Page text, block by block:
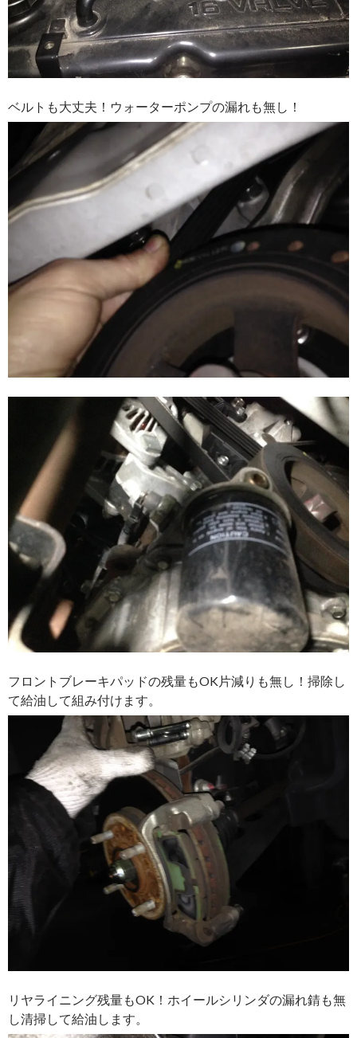
ベルトも大丈夫！ウォーターポンプの漏れも無し！
フロントブレーキパッドの残量もOK片減りも無し！掃除し
て給油して組み付けます。
リヤライニング残量もOK！ホイールシリンダの漏れ錆も無
し清掃して給油します。